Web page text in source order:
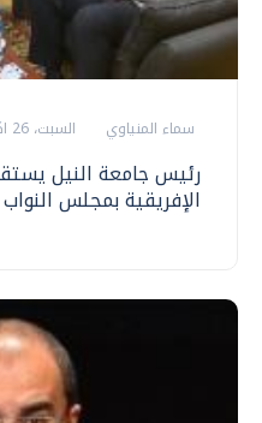
سماء المنياوي السبت، 26 اكتوبر 2024 02:40 م
رئيس جامعة النيل
الإفريقية بمجلس النواب